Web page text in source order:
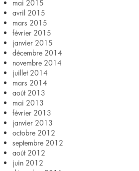
mai 2015
avril 2015
mars 2015
février 2015
janvier 2015
décembre 2014
novembre 2014
juillet 2014
mars 2014
août 2013
mai 2013
février 2013
janvier 2013
octobre 2012
septembre 2012
août 2012
juin 2012